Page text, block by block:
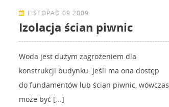
LISTOPAD 09 2009
Izolacja ścian piwnic
Woda jest dużym zagrożeniem dla
konstrukcji budynku. Jeśli ma ona dostęp
do fundamentów lub ścian piwnic, wówczas
może być [...]